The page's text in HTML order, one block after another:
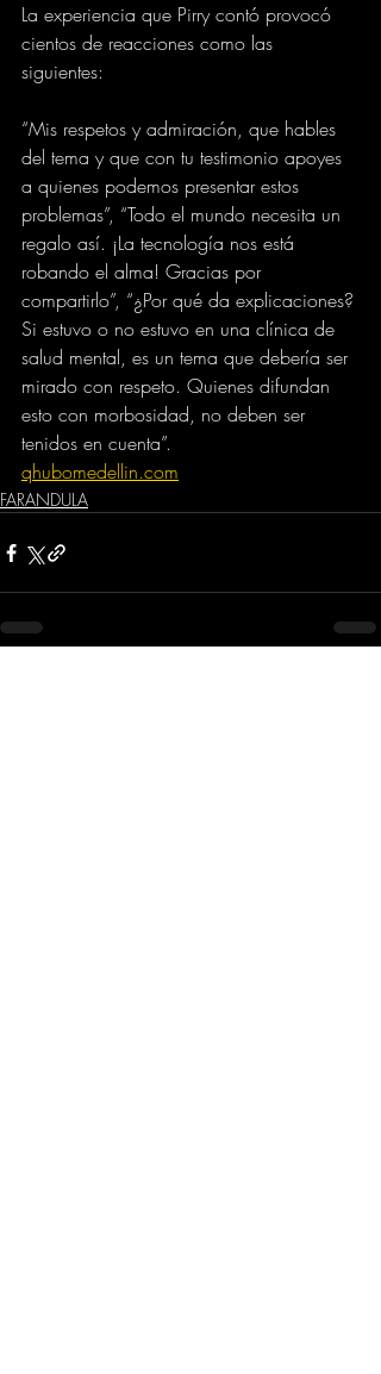
La experiencia que Pirry contó provocó
cientos de reacciones como las
siguientes:
“Mis respetos y admiración, que hables
del tema y que con tu testimonio apoyes
a quienes podemos presentar estos
problemas”, “Todo el mundo necesita un
regalo así. ¡La tecnología nos está
robando el alma! Gracias por
compartirlo”, “¿Por qué da explicaciones?
Si estuvo o no estuvo en una clínica de
salud mental, es un tema que debería ser
mirado con respeto. Quienes difundan
esto con morbosidad, no deben ser
tenidos en cuenta”.
qhubomedellin.com
FARANDULA